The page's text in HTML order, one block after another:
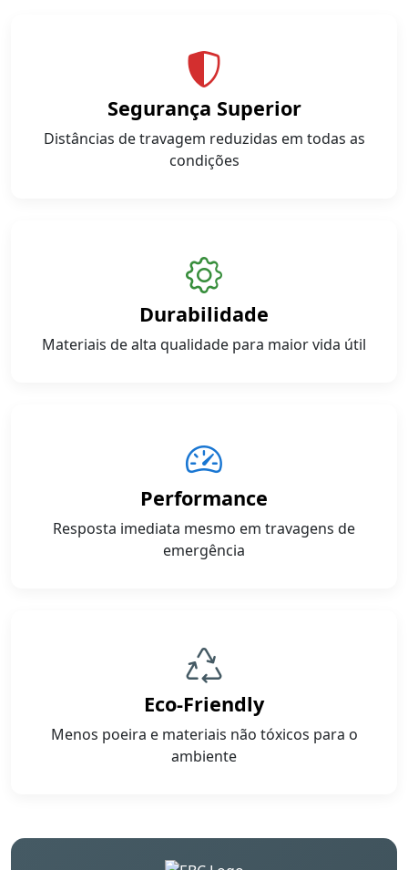
Segurança Superior
Distâncias de travagem reduzidas em todas as
condições
Durabilidade
Materiais de alta qualidade para maior vida útil
Performance
Resposta imediata mesmo em travagens de
emergência
Eco-Friendly
Menos poeira e materiais não tóxicos para o
ambiente